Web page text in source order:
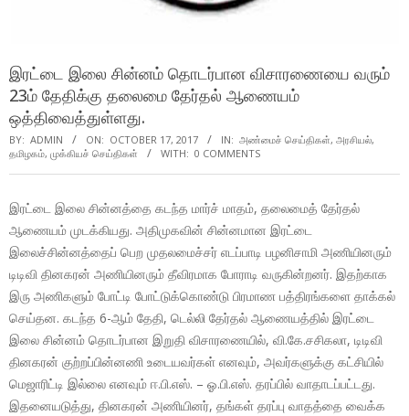
இரட்டை இலை சின்னம் தொடர்பான விசாரணையை வரும்
23ம் தேதிக்கு தலைமை தேர்தல் ஆணையம்
ஒத்திவைத்துள்ளது.
BY: ADMIN ON: OCTOBER 17, 2017 IN: அண்மைச் செய்திகள், அரசியல்,
தமிழகம், முக்கியச் செய்திகள் WITH: 0 COMMENTS
இரட்டை இலை சின்னத்தை கடந்த மார்ச் மாதம், தலைமைத் தேர்தல்
ஆணையம் முடக்கியது. அதிமுகவின் சின்னமான இரட்டை
இலைச்சின்னத்தைப் பெற முதலமைச்சர் எடப்பாடி பழனிசாமி அணியினரும்
டிடிவி தினகரன் அணியினரும் தீவிரமாக போராடி வருகின்றனர். இதற்காக
இரு அணிகளும் போட்டி போட்டுக்கொண்டு பிரமாண பத்திரங்களை தாக்கல்
செய்தன. கடந்த 6-ஆம் தேதி, டெல்லி தேர்தல் ஆணையத்தில் இரட்டை
இலை சின்னம் தொடர்பான இறுதி விசாரணையில், வி.கே.சசிகலா, டிடிவி
தினகரன் குற்றப்பின்னணி உடையவர்கள் எனவும், அவர்களுக்கு கட்சியில்
மெஜாரிட்டி இல்லை எனவும் ஈ.பி.எஸ். – ஓ.பி.எஸ். தரப்பில் வாதாடப்பட்டது.
இதனையடுத்து, தினகரன் அணியினர், தங்கள் தரப்பு வாதத்தை வைக்க